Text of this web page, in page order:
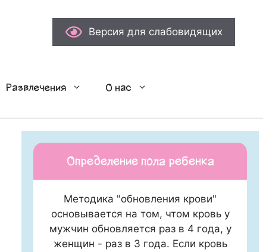
Версия для слабовидящих
Развлечения О нас
Определение пола ребенка
Методика "обновления крови"
основывается на том, чтом кровь у
мужчин обновляется раз в 4 года, у
женщин - раз в 3 года. Если кровь